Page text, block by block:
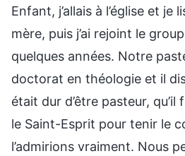
Enfant, j’allais à l’église et je
mère, puis j’ai rejoint le
quelques années. Notre
doctorat en théologie et il
était dur d’être pasteur,
le Saint-Esprit pour tenir le
l’admirions vraiment. Nous